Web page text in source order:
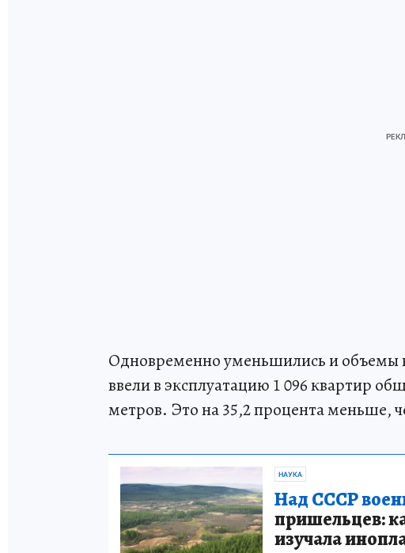
Одновременно уменьшились и объемы
ввели в эксплуатацию 1 096 квартир
метров. Это на 35,2 процента меньше,
НАУКА
Над СССР
пришельцев:
изучала